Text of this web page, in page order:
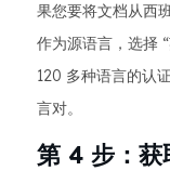
果您要将文档从西
作为源语言，选择
120 多种语言的认
言对。
第 4 步：获